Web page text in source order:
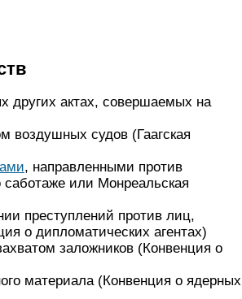
других актах, совершаемых на
воздушных судов (Гаагская
, направленными против
саботаже или Монреальская
преступлений против лиц,
о дипломатических агентах)
заложников (Конвенция о
материала(Конвенция о ядерных